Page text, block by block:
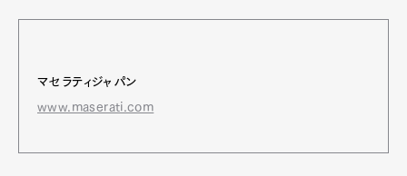
マセラティジャパン
www.maserati.com